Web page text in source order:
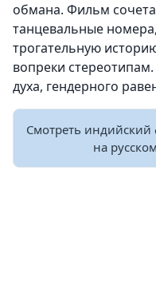
обмана. Фильм
танцевальные
трогательную
вопреки
духа, гендерного
Смотреть
на